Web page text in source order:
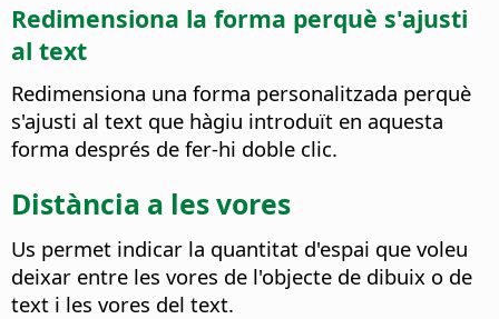
Redimensiona la forma perquè s'ajusti
al text
Redimensiona una forma personalitzada perquè
s'ajusti al text que hàgiu introduït en aquesta
forma després de fer-hi doble clic.
Distància a les vores
Us permet indicar la quantitat d'espai que voleu
deixar entre les vores de l'objecte de dibuix o de
text i les vores del text.